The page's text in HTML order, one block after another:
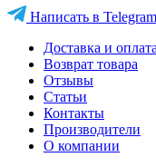
Написать в Telegram
Доставка и оплата
Возврат товара
Отзывы
Статьи
Контакты
Производители
О компании